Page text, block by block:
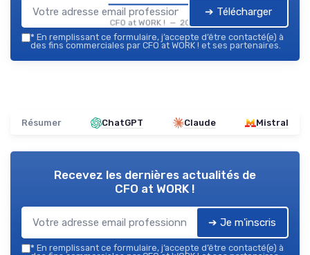
CFO at WORK ! — 2026
➔ Télécharger
* En remplissant ce formulaire, j’accepte d’être contacté(e) à
des fins commerciales par CFO at WORK ! et ses partenaires.
Résumer ChatGPT Claude Mistral
Recevez les dernières actualités de
CFO at WORK !
➔ Je m'inscris
* En remplissant ce formulaire, j’accepte d’être contacté(e) à